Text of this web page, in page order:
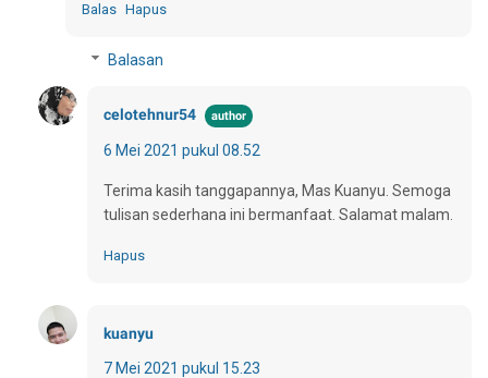
Balas Hapus
Balasan
celotehnur54
6 Mei 2021 pukul 08.52
Terima kasih tanggapannya, Mas Kuanyu. Semoga
tulisan sederhana ini bermanfaat. Salamat malam.
Hapus
kuanyu
7 Mei 2021 pukul 15.23